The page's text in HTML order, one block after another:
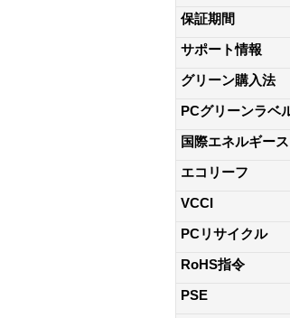
保証期間
サポート情報
グリーン購入法
PCグリーンラベ
国際エネルギー
エコリーフ
VCCI
PCリサイクル
RoHS指令
PSE